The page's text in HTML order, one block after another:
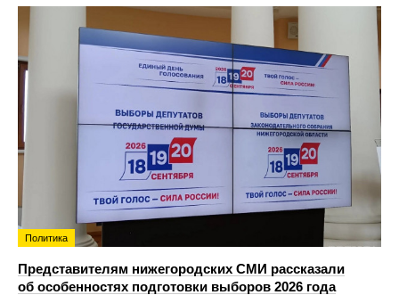
Политика
Представителям нижегородских СМИ рассказали
об особенностях подготовки выборов 2026 года